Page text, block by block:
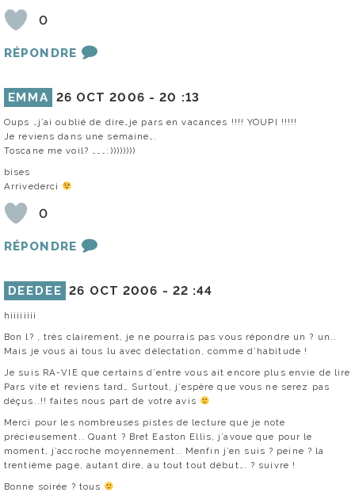
0
RÉPONDRE
EMMA 26 OCT 2006 -20 :13
Oups …j’ai oublié de dire…je pars en vacances !!!! YOUPI !!!!!
Je reviens dans une semaine….
Toscane me voil? ………:))))))))
bises
Arrivederci
0
RÉPONDRE
DEEDEE 26 OCT 2006 - 22 :44
hiiiiiiii
Bon l? , très clairement, je ne pourrais pas vous répondre un ? un..
Mais je vous ai tous lu avec délectation, comme d’habitude !
Je suis RA-VIE que certains d’entre vous ait encore plus envie de lire
Pars vite et reviens tard… Surtout, j’espère que vous ne serez pas
déçus..!! faites nous part de votre avis
Merci pour les nombreuses pistes de lecture que je note
précieusement.. Quant ? Bret Easton Ellis, j’avoue que pour le
moment, j’accroche moyennement.. Menfin j’en suis ? peine ? la
trentième page, autant dire, au tout tout début…. ? suivre !
Bonne soirée ? tous